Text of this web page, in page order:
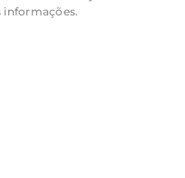
informações.